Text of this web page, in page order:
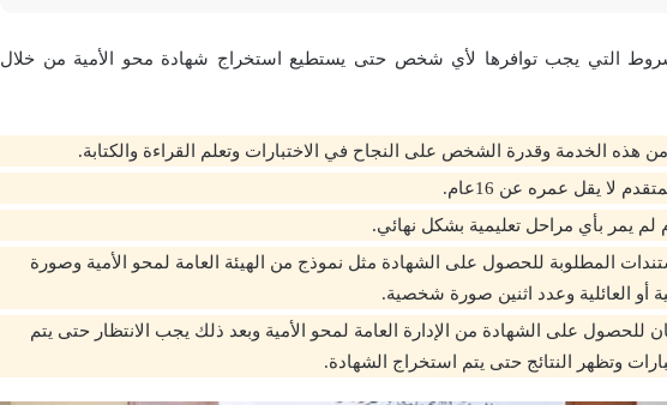
التي يجب توافرها لأي شخص حتى يستطيع استخراج شهادة محو الأمية من خلال
هذه الخدمة وقدرة الشخص على النجاح في الاختبارات وتعلم القراءة والكتابة.
لا يقل عمره عن 16عام.
لم يمر بأي مراحل تعليمية بشكل نهائي.
المطلوبة للحصول على الشهادة مثل نموذج من الهيئة العامة لمحو الأمية وصورة
أو العائلية وعدد اثنين صورة شخصية.
للحصول على الشهادة من الإدارة العامة لمحو الأمية وبعد ذلك يجب الانتظار حتى يتم
وتظهر النتائج حتى يتم استخراج الشهادة.